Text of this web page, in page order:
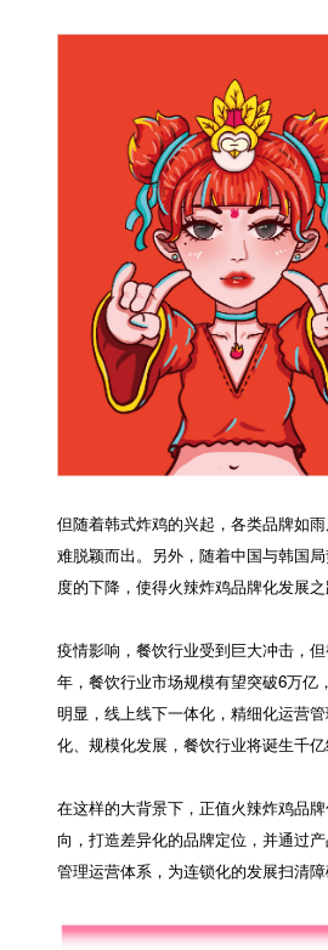
但随着韩式炸鸡的兴起，各类品牌如
难脱颖而出。另外，随着中国与韩国
度的下降，使得火辣炸鸡品牌化发展之
疫情影响，餐饮行业受到巨大冲击，
年，餐饮行业市场规模有望突破6万亿
明显，线上线下一体化，精细化运营
化、规模化发展，餐饮行业将诞生千
在这样的大背景下，正值火辣炸鸡品
向，打造差异化的品牌定位，并通过
管理运营体系，为连锁化的发展扫清障